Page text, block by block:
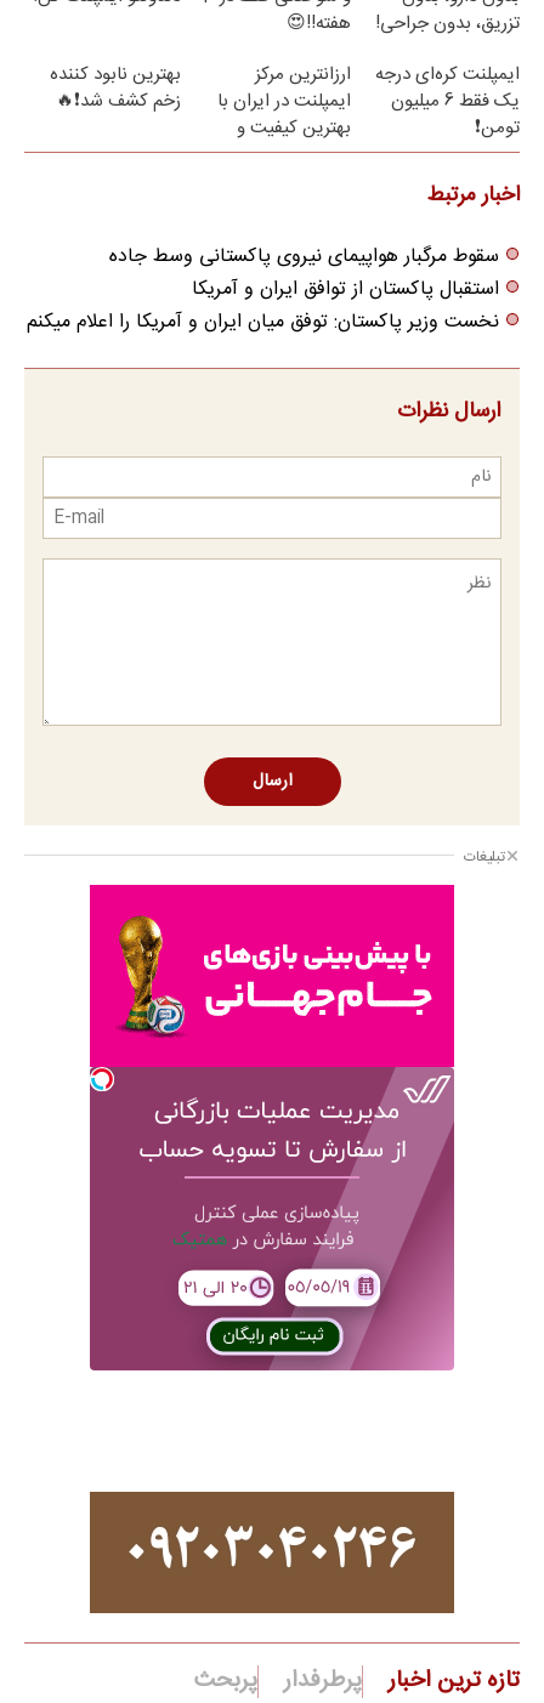
تزریق، بدون جراحی!
هفته!!😍
ایمپلنت کره‌ای درجه
یک فقط 6 میلیون
تومن❗
ارزانترین مرکز
ایمپلنت در ایران با
بهترین کیفیت و
قیمت
بهترین نابود کننده
زخم کشف شد❗🔥
اخبار مرتبط
سقوط مرگبار هواپیمای نیروی پاکستانی وسط جاده
استقبال پاکستان از توافق ایران و آمریکا
نخست وزیر پاکستان: توفق میان ایران و آمریکا را اعلام میکنم
ارسال نظرات
ارسال
تبلیغات
تازه ترین اخبار پرطرفدار پربحث